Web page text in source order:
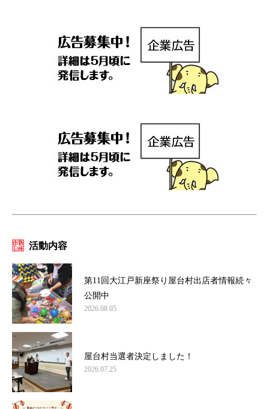
活動内容
第11回大江戸新座祭り屋台村出店者情報続々
公開中
2026.08.05
屋台村当選者決定しました！
2026.07.25